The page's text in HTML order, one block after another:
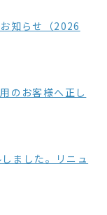
知らせ（2026
のお客様へ正し
ました。リニュ